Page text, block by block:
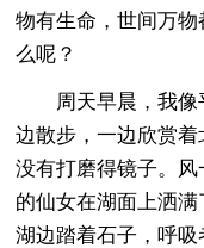
物有生命，世间万
么呢？
周天早晨，我像
边散步，一边欣赏
没有打磨得镜子。
的仙女在湖面上洒
湖边踏着石子，呼